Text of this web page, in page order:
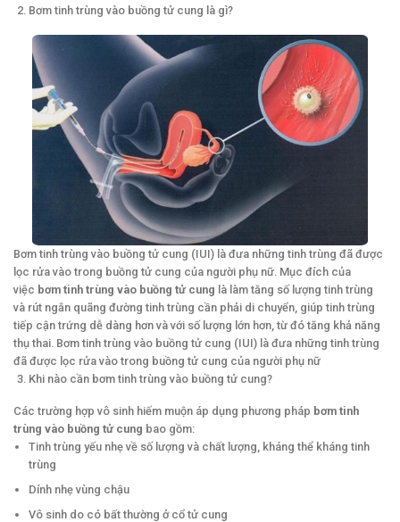
Bơm tinh trùng vào buồng tử cung là gì?
Bơm tinh trùng vào buồng tử cung (IUI) là đưa những tinh trùng đã được
lọc rửa vào trong buồng tử cung của người phụ nữ. Mục đích của
việc bơm tinh trùng vào buồng tử cung là làm tăng số lượng tinh trùng
và rút ngắn quãng đường tinh trùng cần phải di chuyển, giúp tinh trùng
tiếp cận trứng dễ dàng hơn và với số lượng lớn hơn, từ đó tăng khả năng
thụ thai. Bơm tinh trùng vào buồng tử cung (IUI) là đưa những tinh trùng
đã được lọc rửa vào trong buồng tử cung của người phụ nữ
Khi nào cần bơm tinh trùng vào buồng tử cung?
Các trường hợp vô sinh hiếm muộn áp dụng phương pháp bơm tinh
trùng vào buồng tử cung bao gồm:
Tinh trùng yếu nhẹ về số lượng và chất lượng, kháng thể kháng tinh
trùng
Dính nhẹ vùng chậu
Vô sinh do có bất thường ở cổ tử cung